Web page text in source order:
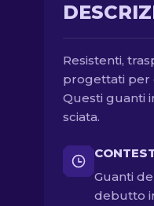
Resistenti,
progettati per
Questi guanti
sciata.
Guanti
debutto